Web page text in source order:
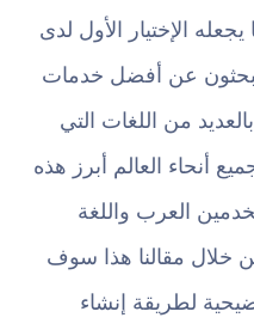
الإختيار الأول لدى
يبحثون عن أفضل خدمات
من اللغات التي
أنحاء العالم أبرز هذه
العرب واللغة
خلال مقالنا هذا سوف
لطريقة إنشاء